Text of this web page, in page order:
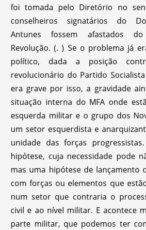
foi tomada pelo Diretório no
conselheiros signatários do
Antunes fossem afastados
Revolução. (. ) Se o problema já
político, dada a posição
revolucionário do Partido
era grave por isso, a gravidade
situação interna do MFA onde
esquerda militar e o grupo dos
um setor esquerdista e
unidade das forças
hipótese, cuja necessidade pode
mas uma hipótese de lançamento
com forças ou elementos que
num setor que contraria o
civil e ao nível militar. E acontece
parte militar, que podemos ter